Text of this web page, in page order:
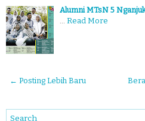
Alumni MTsN 5
… Read More
← Posting Lebih Baru